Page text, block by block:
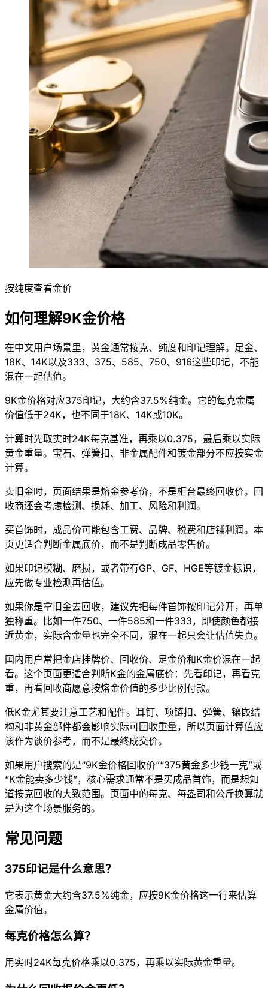
按纯度查看金价
如何理解9K金价格
在中文用户场景里，黄金通常按克、纯度和印记理解。足金、
18K、14K以及333、375、585、750、916这些印记，不能
混在一起估值。
9K金价格对应375印记，大约含37.5%纯金。它的每克金属
价值低于24K，也不同于18K、14K或10K。
计算时先取实时24K每克基准，再乘以0.375，最后乘以实际
黄金重量。宝石、弹簧扣、非金属配件和镀金部分不应按实金
计算。
卖旧金时，页面结果是熔金参考价，不是柜台最终回收价。回
收商还会考虑检测、损耗、加工、风险和利润。
买首饰时，成品价可能包含工费、品牌、税费和店铺利润。本
页更适合判断金属底价，而不是判断成品零售价。
如果印记模糊、磨损，或者带有GP、GF、HGE等镀金标识，
应先做专业检测再估值。
如果你是拿旧金去回收，建议先把每件首饰按印记分开，再单
独称重。比如一件750、一件585和一件333，即使颜色都接
近黄金，实际含金量也完全不同，混在一起只会让估值失真。
国内用户常把金店挂牌价、回收价、足金价和K金价混在一起
看。这个页面更适合判断K金的金属底价：先看印记，再看克
重，再看回收商愿意按熔金价值的多少比例付款。
低K金尤其要注意工艺和配件。耳钉、项链扣、弹簧、镶嵌结
构和非黄金部件都会影响实际可回收重量，所以页面计算值应
该作为谈价参考，而不是最终成交价。
如果用户搜索的是“9K金价格回收价”“375黄金多少钱一克”或
“K金能卖多少钱”，核心需求通常不是买成品首饰，而是想知
道按克回收的大致范围。页面中的每克、每盎司和公斤换算就
是为这个场景服务的。
常见问题
375印记是什么意思？
它表示黄金大约含37.5%纯金，应按9K金价格这一行来估算
金属价值。
每克价格怎么算？
用实时24K每克价格乘以0.375，再乘以实际黄金重量。